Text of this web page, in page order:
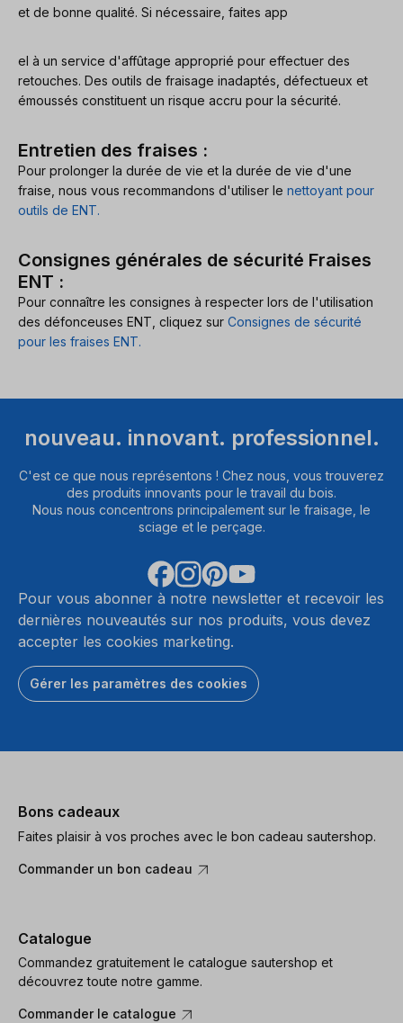
et de bonne qualité. Si nécessaire, faites app
el à un service d'affûtage approprié pour effectuer des
retouches. Des outils de fraisage inadaptés, défectueux et
émoussés constituent un risque accru pour la sécurité.
Entretien des fraises :
Pour prolonger la durée de vie et la durée de vie d'une
fraise, nous vous recommandons d'utiliser le nettoyant pour
outils de ENT.
Consignes générales de sécurité Fraises
ENT :
Pour connaître les consignes à respecter lors de l'utilisation
des défonceuses ENT, cliquez sur Consignes de sécurité
pour les fraises ENT.
nouveau. innovant. professionnel.
C'est ce que nous représentons ! Chez nous, vous trouverez
des produits innovants pour le travail du bois.
Nous nous concentrons principalement sur le fraisage, le
sciage et le perçage.
Pour vous abonner à notre newsletter et recevoir les
dernières nouveautés sur nos produits, vous devez
accepter les cookies marketing.
Gérer les paramètres des cookies
Bons cadeaux
Faites plaisir à vos proches avec le bon cadeau sautershop.
Commander un bon cadeau
Catalogue
Commandez gratuitement le catalogue sautershop et
découvrez toute notre gamme.
Commander le catalogue